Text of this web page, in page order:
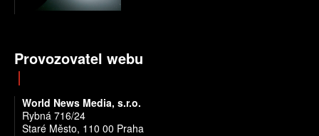
Provozovatel webu
World News Media, s.r.o.
Rybná 716/24
Staré Město, 110 00 Praha